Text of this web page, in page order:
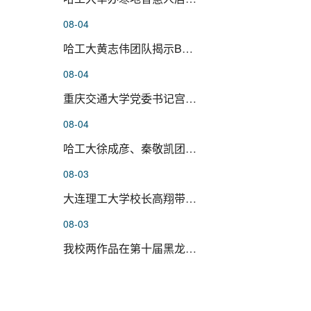
08-04
哈工大黄志伟团队揭示BTNL3–BTNL...
08-04
重庆交通大学党委书记宫辉一行来...
08-04
哈工大徐成彦、秦敬凯团队在神经...
08-03
大连理工大学校长高翔带队来校调...
08-03
我校两作品在第十届黑龙江省科学...